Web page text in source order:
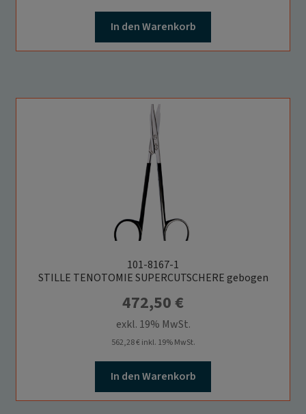
In den Warenkorb
101-8167-1
STILLE TENOTOMIE SUPERCUTSCHERE gebogen
472,50€
exkl. 19% MwSt.
562,28€inkl. 19% MwSt.
In den Warenkorb
Infos schließen